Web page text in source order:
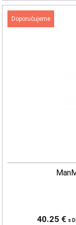
Doporučujeme
40.25 € s